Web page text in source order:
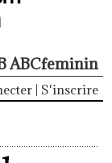
ABCfeminin
S'inscrire